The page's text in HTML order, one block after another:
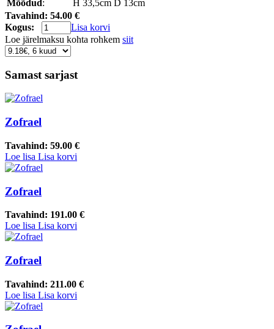
Mõõdud:
H 33,5cm D 13cm
Tavahind: 54.00 €
Kogus:
Lisa korvi
Loe järelmaksu kohta rohkem siit
Samast sarjast
Zofrael
Tavahind: 59.00 €
Loe lisa Lisa korvi
Zofrael
Tavahind: 191.00 €
Loe lisa Lisa korvi
Zofrael
Tavahind: 211.00 €
Loe lisa Lisa korvi